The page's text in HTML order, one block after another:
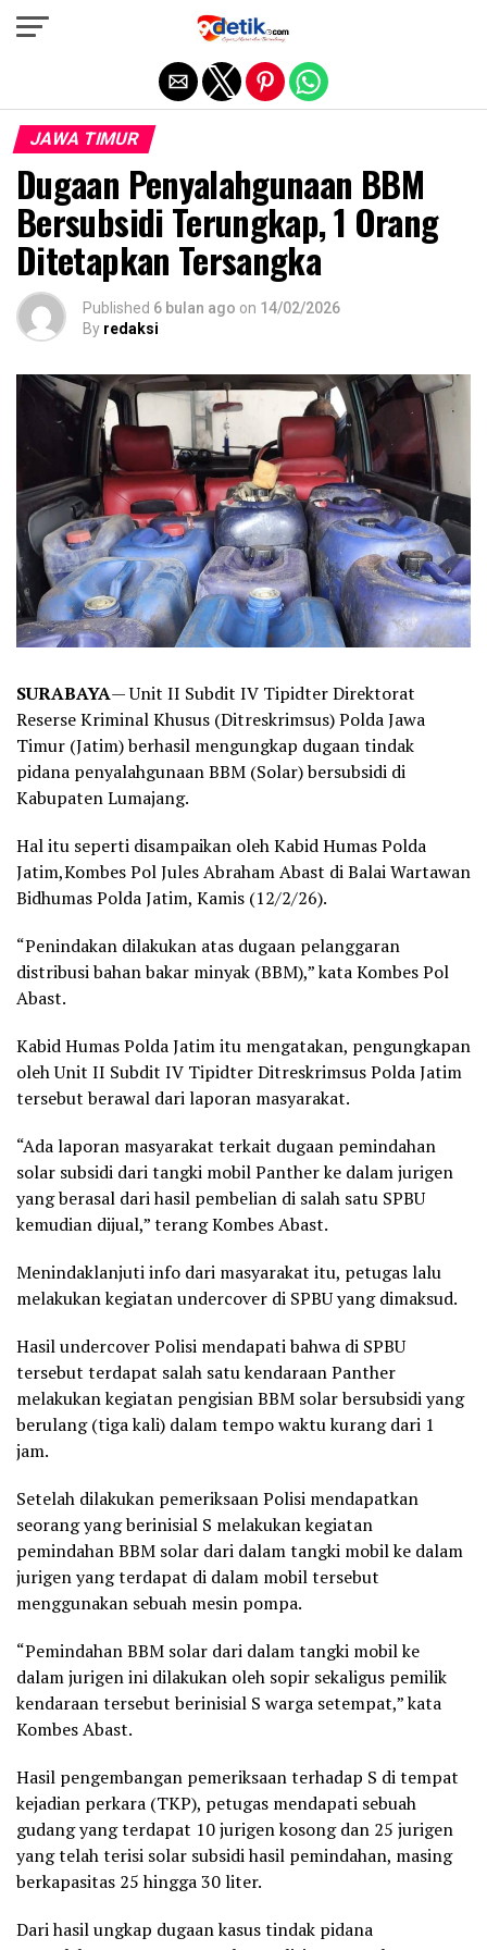
JAWA TIMUR
Dugaan Penyalahgunaan BBM
Bersubsidi Terungkap, 1 Orang
Ditetapkan Tersangka
Published 6 bulan ago on 14/02/2026
By redaksi
SURABAYA— Unit II Subdit IV Tipidter Direktorat
Reserse Kriminal Khusus (Ditreskrimsus) Polda Jawa
Timur (Jatim) berhasil mengungkap dugaan tindak
pidana penyalahgunaan BBM (Solar) bersubsidi di
Kabupaten Lumajang.
Hal itu seperti disampaikan oleh Kabid Humas Polda
Jatim,Kombes Pol Jules Abraham Abast di Balai Wartawan
Bidhumas Polda Jatim, Kamis (12/2/26).
“Penindakan dilakukan atas dugaan pelanggaran
distribusi bahan bakar minyak (BBM),” kata Kombes Pol
Abast.
Kabid Humas Polda Jatim itu mengatakan, pengungkapan
oleh Unit II Subdit IV Tipidter Ditreskrimsus Polda Jatim
tersebut berawal dari laporan masyarakat.
“Ada laporan masyarakat terkait dugaan pemindahan
solar subsidi dari tangki mobil Panther ke dalam jurigen
yang berasal dari hasil pembelian di salah satu SPBU
kemudian dijual,” terang Kombes Abast.
Menindaklanjuti info dari masyarakat itu, petugas lalu
melakukan kegiatan undercover di SPBU yang dimaksud.
Hasil undercover Polisi mendapati bahwa di SPBU
tersebut terdapat salah satu kendaraan Panther
melakukan kegiatan pengisian BBM solar bersubsidi yang
berulang (tiga kali) dalam tempo waktu kurang dari 1
jam.
Setelah dilakukan pemeriksaan Polisi mendapatkan
seorang yang berinisial S melakukan kegiatan
pemindahan BBM solar dari dalam tangki mobil ke dalam
jurigen yang terdapat di dalam mobil tersebut
menggunakan sebuah mesin pompa.
“Pemindahan BBM solar dari dalam tangki mobil ke
dalam jurigen ini dilakukan oleh sopir sekaligus pemilik
kendaraan tersebut berinisial S warga setempat,” kata
Kombes Abast.
Hasil pengembangan pemeriksaan terhadap S di tempat
kejadian perkara (TKP), petugas mendapati sebuah
gudang yang terdapat 10 jurigen kosong dan 25 jurigen
yang telah terisi solar subsidi hasil pemindahan, masing
berkapasitas 25 hingga 30 liter.
Dari hasil ungkap dugaan kasus tindak pidana
Exit mobile version